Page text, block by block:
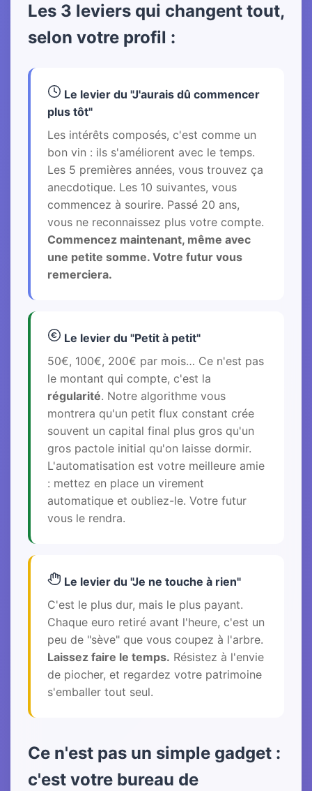
Les 3 leviers qui changent tout,
selon votre profil :
Le levier du "J'aurais dû commencer
plus tôt"
Les intérêts composés, c'est comme un
bon vin : ils s'améliorent avec le temps.
Les 5 premières années, vous trouvez ça
anecdotique. Les 10 suivantes, vous
commencez à sourire. Passé 20 ans,
vous ne reconnaissez plus votre compte.
Commencez maintenant, même avec
une petite somme. Votre futur vous
remerciera.
Le levier du "Petit à petit"
50€, 100€, 200€ par mois… Ce n'est pas
le montant qui compte, c'est la
régularité. Notre algorithme vous
montrera qu'un petit flux constant crée
souvent un capital final plus gros qu'un
gros pactole initial qu'on laisse dormir.
L'automatisation est votre meilleure amie
: mettez en place un virement
automatique et oubliez-le. Votre futur
vous le rendra.
Le levier du "Je ne touche à rien"
C'est le plus dur, mais le plus payant.
Chaque euro retiré avant l'heure, c'est un
peu de "sève" que vous coupez à l'arbre.
Laissez faire le temps. Résistez à l'envie
de piocher, et regardez votre patrimoine
s'emballer tout seul.
Ce n'est pas un simple gadget :
c'est votre bureau de